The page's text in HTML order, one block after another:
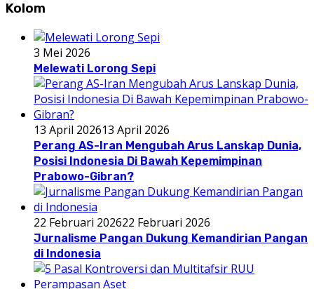
Kolom
3 Mei 2026
Melewati Lorong Sepi
13 April 202613 April 2026
Perang AS-Iran Mengubah Arus Lanskap Dunia,
Posisi Indonesia Di Bawah Kepemimpinan
Prabowo-Gibran?
22 Februari 202622 Februari 2026
Jurnalisme Pangan Dukung Kemandirian Pangan
di Indonesia